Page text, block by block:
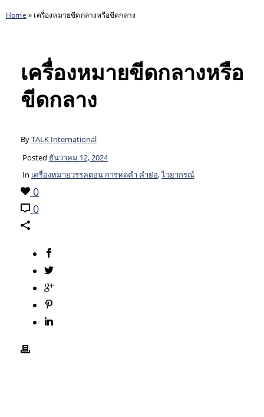
Home » เครื่องหมายขีดกลางหรือขีดกลาง
เครื่องหมายขีดกลางหรือ
ขีดกลาง
ByTALK International
Posted ธันวาคม 12, 2024
In เครื่องหมายวรรคตอน การหดคำ คำย่อ,ไวยากรณ์
0
0